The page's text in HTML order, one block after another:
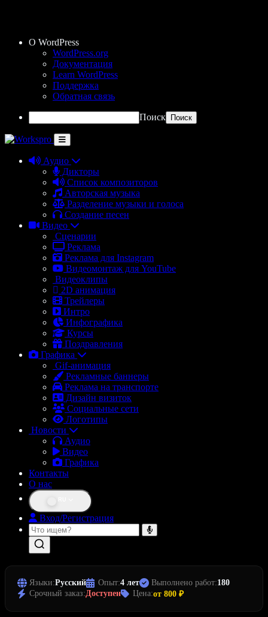
О WordPress
WordPress.org
Документация
Learn WordPress
Поддержка
Обратная связь
Поиск
Аудио
Дикторы
Список композиторов
Авторская музыка
Разделение музыки и голоса
Создание песен
Видео
Сценарии
Реклама
Реклама для Instagram
Видеомонтаж для YouTube
Видеоклипы
2D анимация
Трейлеры
Интро
Инфографика
Курсы
Поздравления
Графика
Gif-анимация
Рекламные баннеры
Реклама на транспорте
Дизайн визиток
Социальные сети
Логотипы
Новости
Аудио
Видео
Графика
Контакты
О нас
Вход/Регистрация
Языки:Русский Опыт:4 лет Выполнено работ:180
Срочный заказ:Доступен Цена:от 800 ₽